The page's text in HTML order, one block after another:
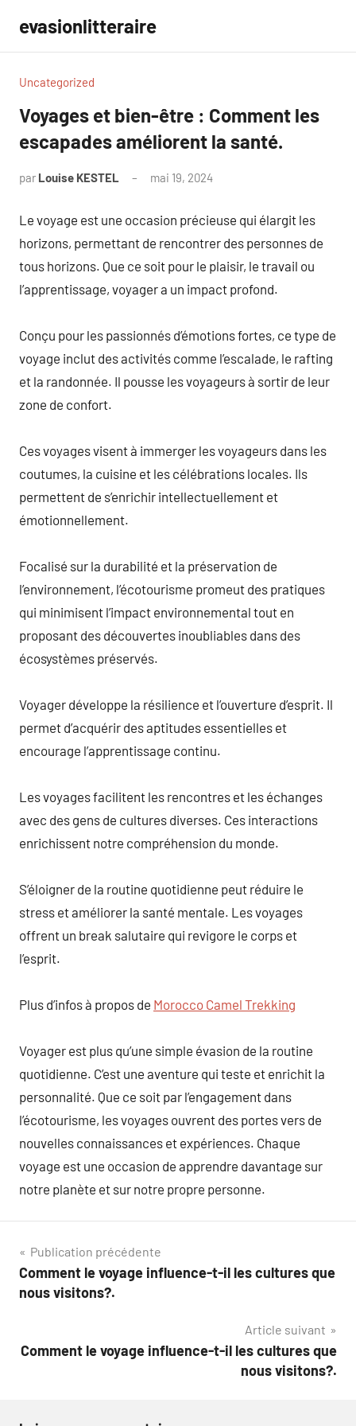
contenu
evasionlitteraire
Uncategorized
Voyages et bien-être : Comment les
escapades améliorent la santé.
par Louise KESTEL mai 19, 2024
Le voyage est une occasion précieuse qui élargit les
horizons, permettant de rencontrer des personnes de
tous horizons. Que ce soit pour le plaisir, le travail ou
l’apprentissage, voyager a un impact profond.
Conçu pour les passionnés d’émotions fortes, ce type de
voyage inclut des activités comme l’escalade, le rafting
et la randonnée. Il pousse les voyageurs à sortir de leur
zone de confort.
Ces voyages visent à immerger les voyageurs dans les
coutumes, la cuisine et les célébrations locales. Ils
permettent de s’enrichir intellectuellement et
émotionnellement.
Focalisé sur la durabilité et la préservation de
l’environnement, l’écotourisme promeut des pratiques
qui minimisent l’impact environnemental tout en
proposant des découvertes inoubliables dans des
écosystèmes préservés.
Voyager développe la résilience et l’ouverture d’esprit. Il
permet d’acquérir des aptitudes essentielles et
encourage l’apprentissage continu.
Les voyages facilitent les rencontres et les échanges
avec des gens de cultures diverses. Ces interactions
enrichissent notre compréhension du monde.
S’éloigner de la routine quotidienne peut réduire le
stress et améliorer la santé mentale. Les voyages
offrent un break salutaire qui revigore le corps et
l’esprit.
Plus d’infos à propos de Morocco Camel Trekking
Voyager est plus qu’une simple évasion de la routine
quotidienne. C’est une aventure qui teste et enrichit la
personnalité. Que ce soit par l’engagement dans
l’écotourisme, les voyages ouvrent des portes vers de
nouvelles connaissances et expériences. Chaque
voyage est une occasion de apprendre davantage sur
notre planète et sur notre propre personne.
Navigation
de
Publication précédente
Comment le voyage influence-t-il les cultures que
nous visitons?.
Article suivant
Comment le voyage influence-t-il les cultures que
nous visitons?.